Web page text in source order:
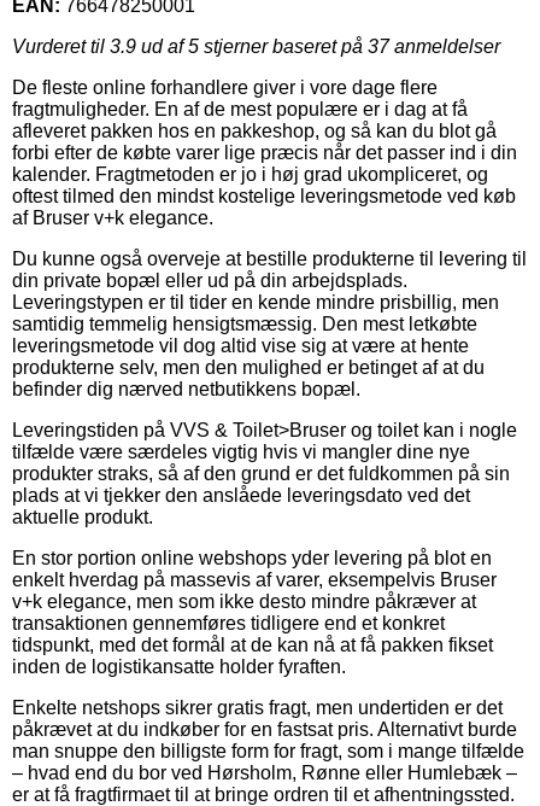
EAN: 766478250001
Vurderet til 3.9 ud af 5 stjerner baseret på 37anmeldelser
De fleste online forhandlere giver i vore dage flere
fragtmuligheder. En af de mest populære er i dag at få
afleveret pakken hos en pakkeshop, og så kan du blot gå
forbi efter de købte varer lige præcis når det passer ind i din
kalender. Fragtmetoden er jo i høj grad ukompliceret, og
oftest tilmed den mindst kostelige leveringsmetode ved køb
af Bruser v+k elegance.
Du kunne også overveje at bestille produkterne til levering til
din private bopæl eller ud på din arbejdsplads.
Leveringstypen er til tider en kende mindre prisbillig, men
samtidig temmelig hensigtsmæssig. Den mest letkøbte
leveringsmetode vil dog altid vise sig at være at hente
produkterne selv, men den mulighed er betinget af at du
befinder dig nærved netbutikkens bopæl.
Leveringstiden på VVS & Toilet>Bruser og toilet kan i nogle
tilfælde være særdeles vigtig hvis vi mangler dine nye
produkter straks, så af den grund er det fuldkommen på sin
plads at vi tjekker den anslåede leveringsdato ved det
aktuelle produkt.
En stor portion online webshops yder levering på blot en
enkelt hverdag på massevis af varer, eksempelvis Bruser
v+k elegance, men som ikke desto mindre påkræver at
transaktionen gennemføres tidligere end et konkret
tidspunkt, med det formål at de kan nå at få pakken fikset
inden de logistikansatte holder fyraften.
Enkelte netshops sikrer gratis fragt, men undertiden er det
påkrævet at du indkøber for en fastsat pris. Alternativt burde
man snuppe den billigste form for fragt, som i mange tilfælde
– hvad end du bor ved Hørsholm, Rønne eller Humlebæk –
er at få fragtfirmaet til at bringe ordren til et afhentningssted.